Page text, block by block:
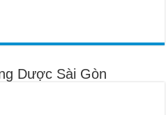
Dược Sài Gòn